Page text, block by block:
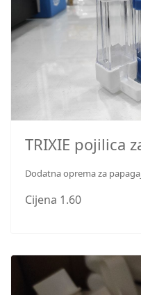
TRIXIE pojilica
Dodatna oprema za
Cijena 1.60